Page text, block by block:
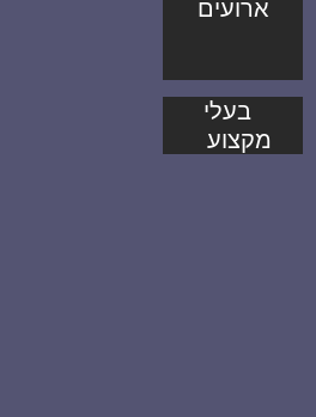
ארועים
בעלי
מקצוע